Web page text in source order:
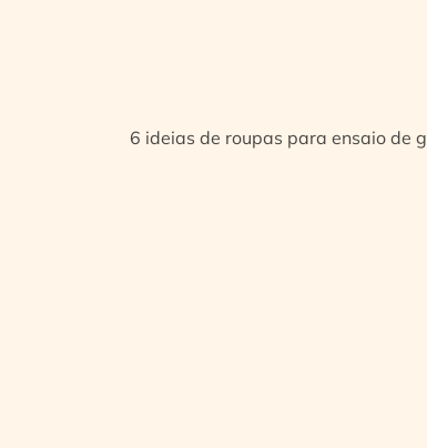
6 ideias de roupas para ensaio de